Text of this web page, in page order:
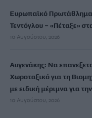
Ευρωπαϊκό Πρωτάθλημα
Τεντόγλου – «Πέταξε»
10 Αυγούστου, 2026
Αυγενάκης: Να
Χωροταξικό για τη
με ειδική μέριμνα για
10 Αυγούστου, 2026